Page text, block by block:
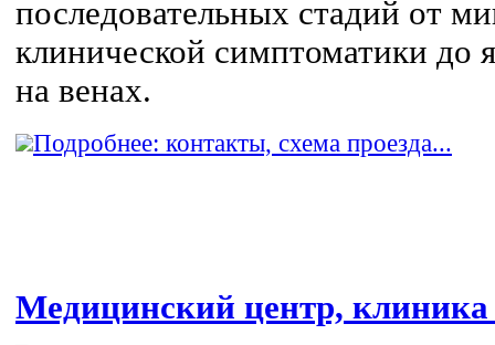
последовательных стадий от
клинической симптоматики до
на венах.
Подробнее: контакты, схема проезда...
Медицинский центр,